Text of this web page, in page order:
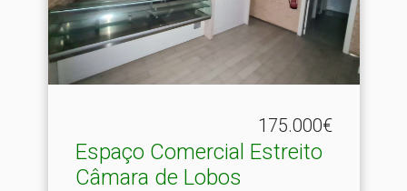
175.000€
Espaço Comercial Estreito
Câmara de Lobos